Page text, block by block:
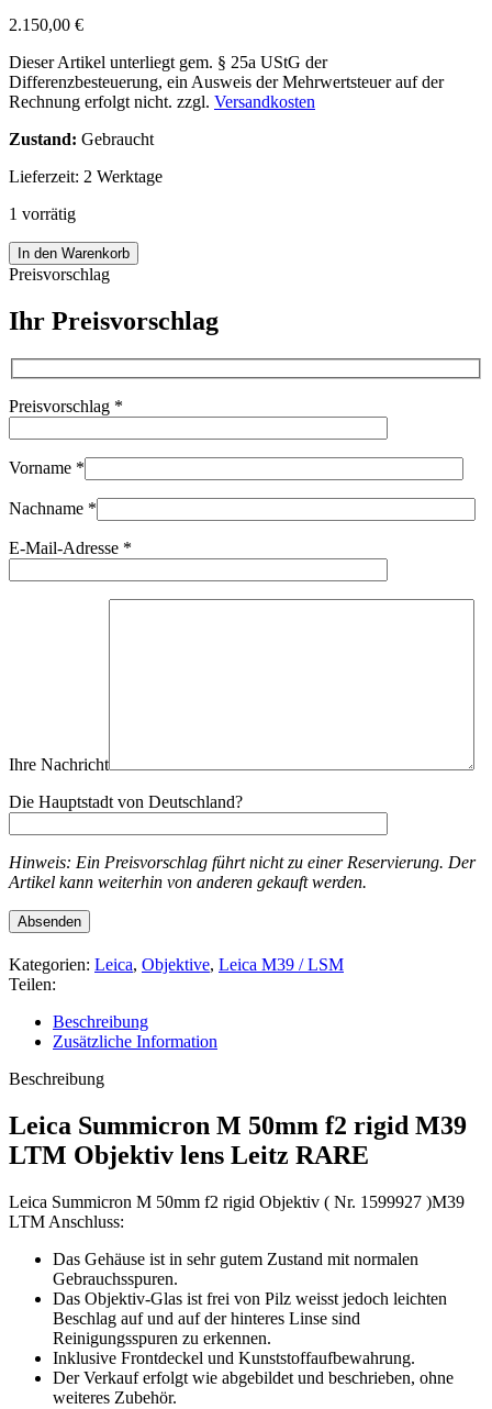
2.150,00 €
Dieser Artikel unterliegt gem. § 25a UStG der
Differenzbesteuerung, ein Ausweis der Mehrwertsteuer auf der
Rechnung erfolgt nicht. zzgl. Versandkosten
Zustand: Gebraucht
Lieferzeit: 2 Werktage
1 vorrätig
Leica
Summicron
50mm
f2
Objektiv
RARE
Menge
In den Warenkorb
Preisvorschlag
Ihr Preisvorschlag
Preisvorschlag *
Vorname *
Nachname *
E-Mail-Adresse *
Ihre Nachricht
Die Hauptstadt von Deutschland?
Hinweis: Ein Preisvorschlag führt nicht zu einer Reservierung. Der
Artikel kann weiterhin von anderen gekauft werden.
Kategorien: Leica, Objektive, Leica M39 / LSM
Teilen:
Beschreibung
Zusätzliche Information
Beschreibung
Leica Summicron M 50mm f2 rigid M39
LTM Objektiv lens Leitz RARE
Leica Summicron M 50mm f2 rigid Objektiv ( Nr. 1599927 )M39
LTM Anschluss:
Das Gehäuse ist in sehr gutem Zustand mit normalen
Gebrauchsspuren.
Das Objektiv-Glas ist frei von Pilz weisst jedoch leichten
Beschlag auf und auf der hinteres Linse sind
Reinigungsspuren zu erkennen.
Inklusive Frontdeckel und Kunststoffaufbewahrung.
Der Verkauf erfolgt wie abgebildet und beschrieben, ohne
weiteres Zubehör.